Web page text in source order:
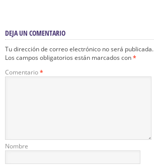
DEJA UN COMENTARIO
Tu dirección de correo electrónico no será publicada.
Los campos obligatorios están marcados con*
Comentario*
Nombre